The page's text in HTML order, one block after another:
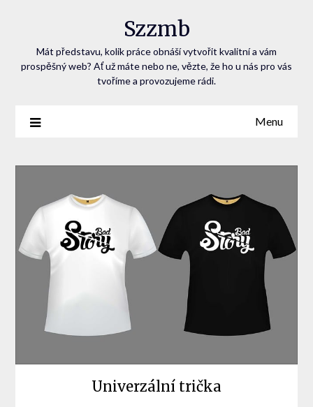
Szzmb
Mát představu, kolik práce obnáší vytvořit kvalitní a vám
prospěšný web? Ať už máte nebo ne, vězte, že ho u nás pro vás
tvoříme a provozujeme rádi.
Menu
Univerzální trička